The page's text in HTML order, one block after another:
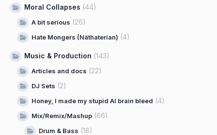
Moral Collapses (44)
A bit serious (26)
Hate Mongers (Näthaterian) (4)
Music & Production (143)
Articles and docs (22)
DJ Sets (2)
Honey, I made my stupid AI brain bleed (4)
Mix/Remix/Mashup (66)
Drum & Bass (18)